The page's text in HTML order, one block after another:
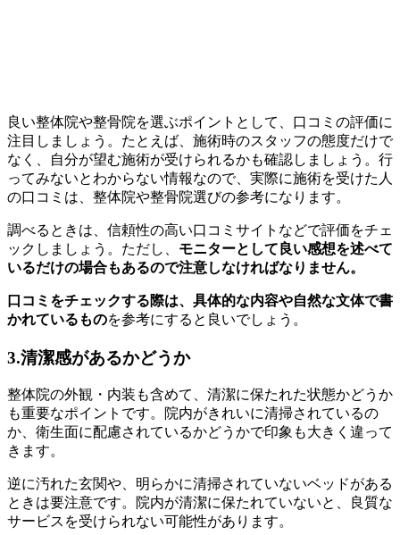
良い整体院や整骨院を選ぶポイントとして、口コミの評価に
注目しましょう。たとえば、施術時のスタッフの態度だけで
なく、自分が望む施術が受けられるかも確認しましょう。行
ってみないとわからない情報なので、実際に施術を受けた人
の口コミは、整体院や整骨院選びの参考になります。
調べるときは、信頼性の高い口コミサイトなどで評価をチェ
ックしましょう。ただし、 モニターとして良い感想を述べて
いるだけの場合もあるので注意しなければなりません。
口コミをチェックする際は、具体的な内容や自然な文体で書
かれているものを参考にすると良いでしょう。
3.清潔感があるかどうか
整体院の外観・内装も含めて、清潔に保たれた状態かどうか
も重要なポイントです。院内がきれいに清掃されているの
か、衛生面に配慮されているかどうかで印象も大きく違って
きます。
逆に汚れた玄関や、明らかに清掃されていないベッドがある
ときは要注意です。院内が清潔に保たれていないと、良質な
サービスを受けられない可能性があります。